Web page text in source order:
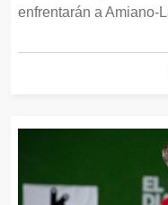
enfrentarán a Amiano-